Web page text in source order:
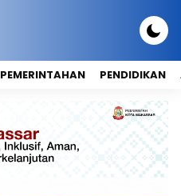
PEMERINTAHAN PENDIDIKAN